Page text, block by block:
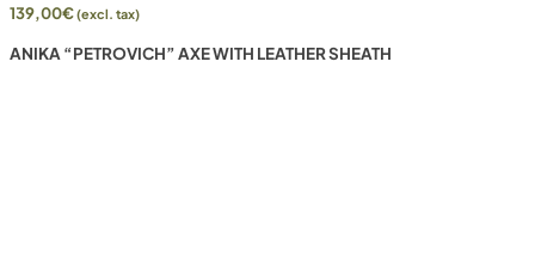
139,00€(excl. tax)
ANIKA “PETROVICH” AXE WITH LEATHER SHEATH